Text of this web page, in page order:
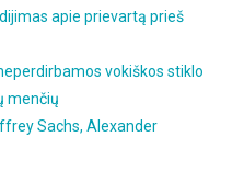
apie prievartą prieš
vokiškos stiklo
menčių
Sachs, Alexander